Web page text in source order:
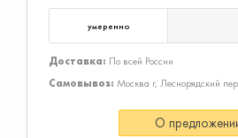
обеспечивающее скорость чтения/
Новый SSD-нумеренно
Доставка: По всей России
Самовывоз: Москва г, Леснорядский
О